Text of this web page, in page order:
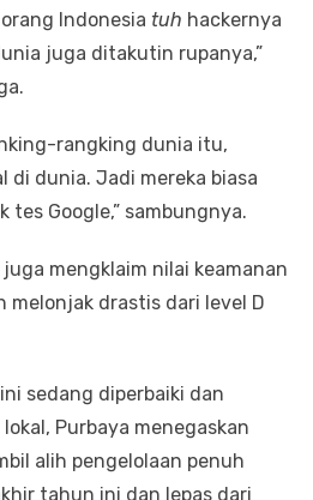
orang Indonesia tuh hackernya
juga ditakutin rupanya,”
rangking dunia itu,
di dunia. Jadi mereka biasa
tes Google,” sambungnya.
mengklaim nilai keamanan
melonjak drastis dari level D
sedang diperbaiki dan
Purbaya menegaskan
alih pengelolaan penuh
tahun ini dan lepas dari